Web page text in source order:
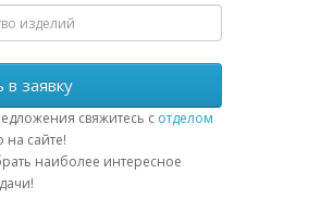
заявку
свяжитесь с отделом
сайте!
наиболее интересное